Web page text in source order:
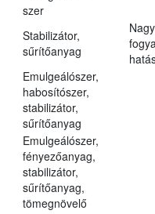
szer
Stabilizátor,
sűrítőanyag
Emulgeálószer,
habosítószer,
stabilizátor,
sűrítőanyag
Emulgeálószer,
fényezőanyag,
stabilizátor,
sűrítőanyag,
tömegnövelő